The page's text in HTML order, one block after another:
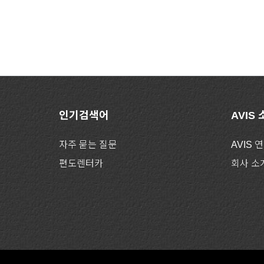
인기검색어
자주 묻는 질문
편도렌터카
AVIS
AVIS
회사 소